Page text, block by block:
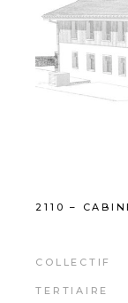
2110 –
COLLECTIF
TERTIAIRE